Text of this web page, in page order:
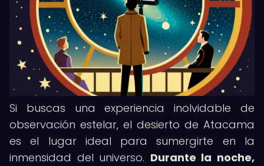
Si buscas una experiencia inolvidable de
observación estelar, el desierto de Atacama
es el lugar ideal para sumergirte en la
inmensidad del universo. Durante la noche,